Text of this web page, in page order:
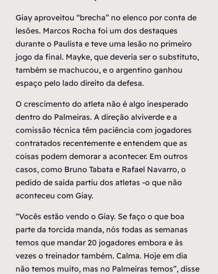
Giay aproveitou “brecha” no elenco por conta de
lesões. Marcos Rocha foi um dos destaques
durante o Paulista e teve uma lesão no primeiro
jogo da final. Mayke, que deveria ser o substituto,
também se machucou, e o argentino ganhou
espaço pelo lado direito da defesa.
O crescimento do atleta não é algo inesperado
dentro do Palmeiras. A direção alviverde e a
comissão técnica têm paciência com jogadores
contratados recentemente e entendem que as
coisas podem demorar a acontecer. Em outros
casos, como Bruno Tabata e Rafael Navarro, o
pedido de saída partiu dos atletas -o que não
aconteceu com Giay.
“Vocês estão vendo o Giay. Se faço o que boa
parte da torcida manda, nós todas as semanas
temos que mandar 20 jogadores embora e às
vezes o treinador também. Calma. Hoje em dia
não temos muito, mas no Palmeiras temos”, disse